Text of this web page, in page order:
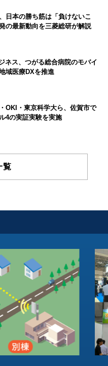
日本の勝ち筋は「負けないこ
の最新動向を三菱総研が解説
ネス、つがる総合病院のモバイ
域医療DXを推進
OKI・東京科学大ら、佐賀市で
4の実証実験を実施
覧